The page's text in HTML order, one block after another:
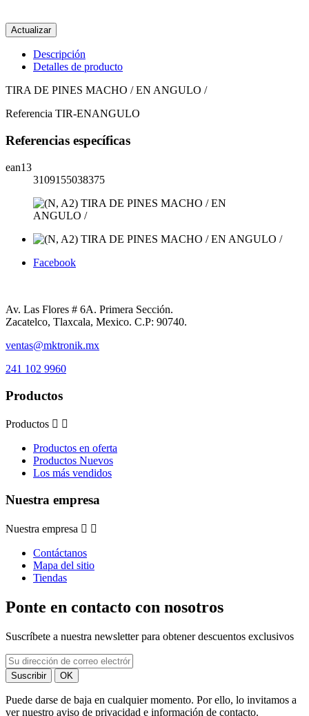
Descripción
Detalles de producto
TIRA DE PINES MACHO / EN ANGULO /
Referencia TIR-ENANGULO
Referencias específicas
ean13
3109155038375
Facebook
Av. Las Flores # 6A. Primera Sección.
Zacatelco, Tlaxcala, Mexico. C.P: 90740.
ventas@mktronik.mx
241 102 9960
Productos
Productos  
Productos en oferta
Productos Nuevos
Los más vendidos
Nuestra empresa
Nuestra empresa  
Contáctanos
Mapa del sitio
Tiendas
Ponte en contacto con nosotros
Suscríbete a nuestra newsletter para obtener descuentos exclusivos
Puede darse de baja en cualquier momento. Por ello, lo invitamos a
ver nuestro aviso de privacidad e información de contacto.